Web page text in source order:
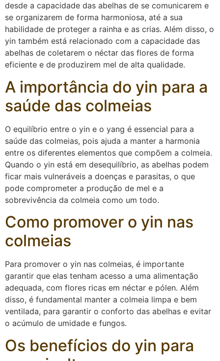
desde a capacidade das abelhas de se comunicarem e
se organizarem de forma harmoniosa, até a sua
habilidade de proteger a rainha e as crias. Além disso, o
yin também está relacionado com a capacidade das
abelhas de coletarem o néctar das flores de forma
eficiente e de produzirem mel de alta qualidade.
A importância do yin para a
saúde das colmeias
O equilíbrio entre o yin e o yang é essencial para a
saúde das colmeias, pois ajuda a manter a harmonia
entre os diferentes elementos que compõem a colmeia.
Quando o yin está em desequilíbrio, as abelhas podem
ficar mais vulneráveis a doenças e parasitas, o que
pode comprometer a produção de mel e a
sobrevivência da colmeia como um todo.
Como promover o yin nas
colmeias
Para promover o yin nas colmeias, é importante
garantir que elas tenham acesso a uma alimentação
adequada, com flores ricas em néctar e pólen. Além
disso, é fundamental manter a colmeia limpa e bem
ventilada, para garantir o conforto das abelhas e evitar
o acúmulo de umidade e fungos.
Os benefícios do yin para